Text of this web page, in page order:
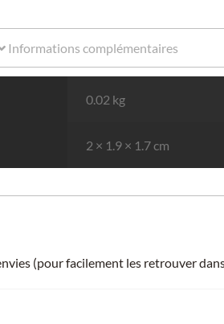
Informations complémentaires
0.02 kg
2 × 1.9 × 1.7 cm
(pour facilement les retrouver